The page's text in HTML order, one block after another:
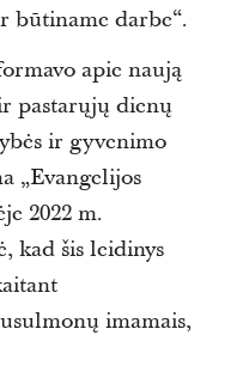
būtiname darbe“.
apie naują
pastarųjų dienų
ir gyvenimo
„Evangelijos
2022 m.
kad šis leidinys
imamais,